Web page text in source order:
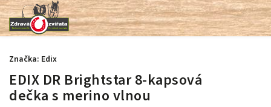
EDIX DR Brightstar 8-kapsová
dečka s merino vlnou
Značka: Edix